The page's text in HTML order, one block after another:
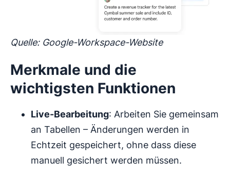
Quelle: Google-Workspace-Website
Merkmale und die
wichtigsten Funktionen
Live-Bearbeitung: Arbeiten Sie gemeinsam
an Tabellen – Änderungen werden in
Echtzeit gespeichert, ohne dass diese
manuell gesichert werden müssen.